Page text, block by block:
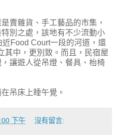
賣雜貨、手工藝品的市集，
別之處，該地有不少流動小
Food Court一段的河道，還
其中，更別致。而且，民宿屋
讓遊人從吊燈、餐具、枱椅
吊床上睡午覺。
下午 沒有留言: